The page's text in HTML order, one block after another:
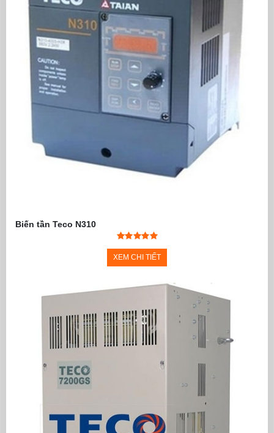
Biến tần Teco N310
XEM CHI TIẾT